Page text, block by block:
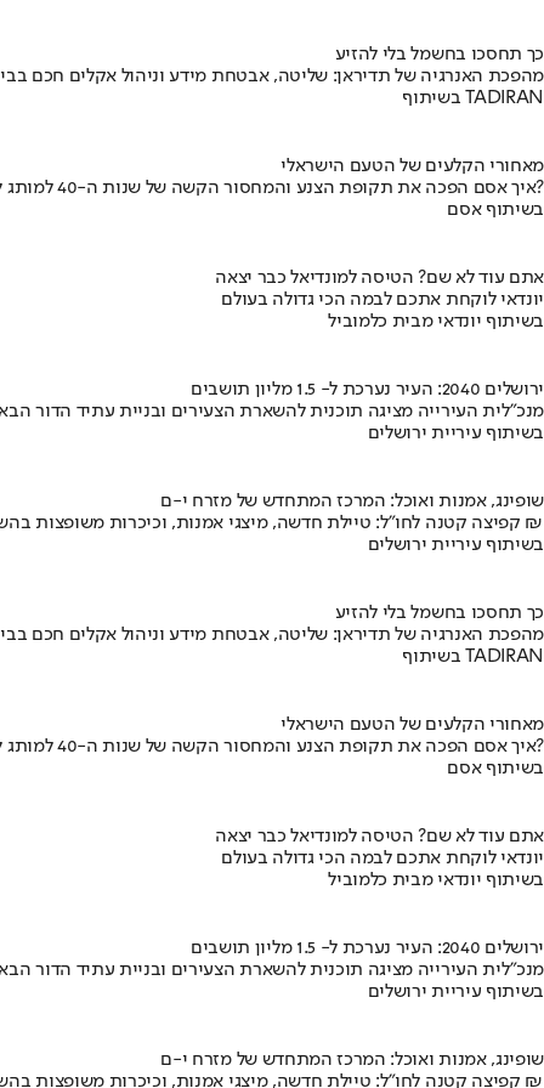
כך תחסכו בחשמל בלי להזיע
מהפכת האנרגיה של תדיראן: שליטה, אבטחת מידע וניהול אקלים חכם
בשיתוף TADIRAN
מאחורי הקלעים של הטעם הישראלי
איך אסם הפכה את תקופת הצנע והמחסור הקשה של שנות ה-40 למותג לאומי?
בשיתוף אסם
אתם עוד לא שם? הטיסה למונדיאל כבר יצאה
יונדאי לוקחת אתכם לבמה הכי גדולה בעולם
בשיתוף יונדאי מבית כלמוביל
ירושלים 2040: העיר נערכת ל- 1.5 מליון תושבים
מנכ"לית העירייה מציגה תוכנית להשארת הצעירים ובניית עתיד הדור
בשיתוף עיריית ירושלים
שופינג, אמנות ואוכל: המרכז המתחדש של מזרח י-ם
קפיצה קטנה לחו"ל: טיילת חדשה, מיצגי אמנות, וכיכרות משופצות בהשקעה של 100 מיליון ₪
בשיתוף עיריית ירושלים
כך תחסכו בחשמל בלי להזיע
מהפכת האנרגיה של תדיראן: שליטה, אבטחת מידע וניהול אקלים חכם
בשיתוף TADIRAN
מאחורי הקלעים של הטעם הישראלי
איך אסם הפכה את תקופת הצנע והמחסור הקשה של שנות ה-40 למותג לאומי?
בשיתוף אסם
אתם עוד לא שם? הטיסה למונדיאל כבר יצאה
יונדאי לוקחת אתכם לבמה הכי גדולה בעולם
בשיתוף יונדאי מבית כלמוביל
ירושלים 2040: העיר נערכת ל- 1.5 מליון תושבים
מנכ"לית העירייה מציגה תוכנית להשארת הצעירים ובניית עתיד הדור
בשיתוף עיריית ירושלים
שופינג, אמנות ואוכל: המרכז המתחדש של מזרח י-ם
קפיצה קטנה לחו"ל: טיילת חדשה, מיצגי אמנות, וכיכרות משופצות בהשקעה של 100 מיליון ₪